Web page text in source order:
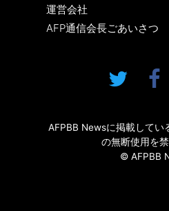
運営会社
AFP通信会長ごあいさつ
AFPBB Newsに掲載してい
の無断使用を禁
© AFPBB